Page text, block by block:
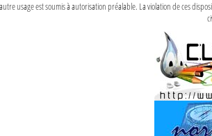
usage est soumis à autorisation préalable. La violation de ces